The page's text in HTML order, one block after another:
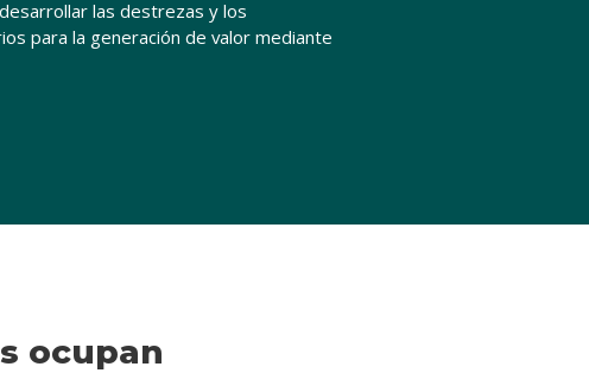
las destrezas y los
para la generación de valor mediante
ocupan